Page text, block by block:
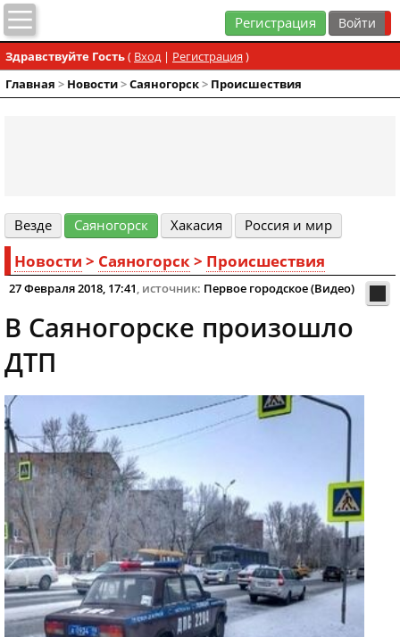
Регистрация
Здравствуйте Гость( Вход| Регистрация )
Главная > Новости>Cаяногорск> Происшествия
Везде Cаяногорск Хакасия Россия и мир
Новости > Cаяногорск> Происшествия
27 Февраля 2018, 17:41, источник: Первое городское (Видео)
В Саяногорске произошло
ДТП